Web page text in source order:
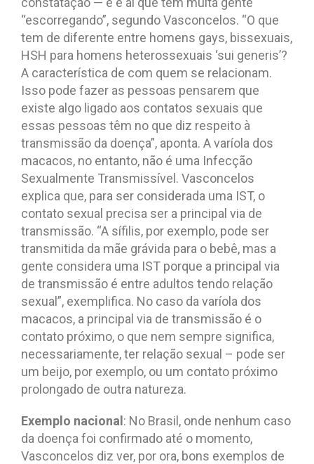
“escorregando”, segundo Vasconcelos. “O que
tem de diferente entre homens gays, bissexuais,
HSH para homens heterossexuais ‘sui generis’?
A característica de com quem se relacionam.
Isso pode fazer as pessoas pensarem que
existe algo ligado aos contatos sexuais que
essas pessoas têm no que diz respeito à
transmissão da doença”, aponta. A varíola dos
macacos, no entanto, não é uma Infecção
Sexualmente Transmissível. Vasconcelos
explica que, para ser considerada uma IST, o
contato sexual precisa ser a principal via de
transmissão. “A sífilis, por exemplo, pode ser
transmitida da mãe grávida para o bebê, mas a
gente considera uma IST porque a principal via
de transmissão é entre adultos tendo relação
sexual”, exemplifica. No caso da varíola dos
macacos, a principal via de transmissão é o
contato próximo, o que nem sempre significa,
necessariamente, ter relação sexual – pode ser
um beijo, por exemplo, ou um contato próximo
prolongado de outra natureza.
Exemplo nacional : No Brasil, onde nenhum caso
da doença foi confirmado até o momento,
Vasconcelos diz ver, por ora, bons exemplos de